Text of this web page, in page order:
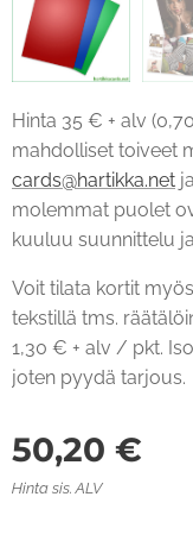
Hinta 35 € + alv
mahdolliset toiveet
cards@hartikka.net
molemmat puolet
kuuluu suunnittelu
Voit tilata kortit
tekstillä tms.
1,30 € + alv / pkt.
joten pyydä tarjous.
50,20 €
Hinta sis. ALV